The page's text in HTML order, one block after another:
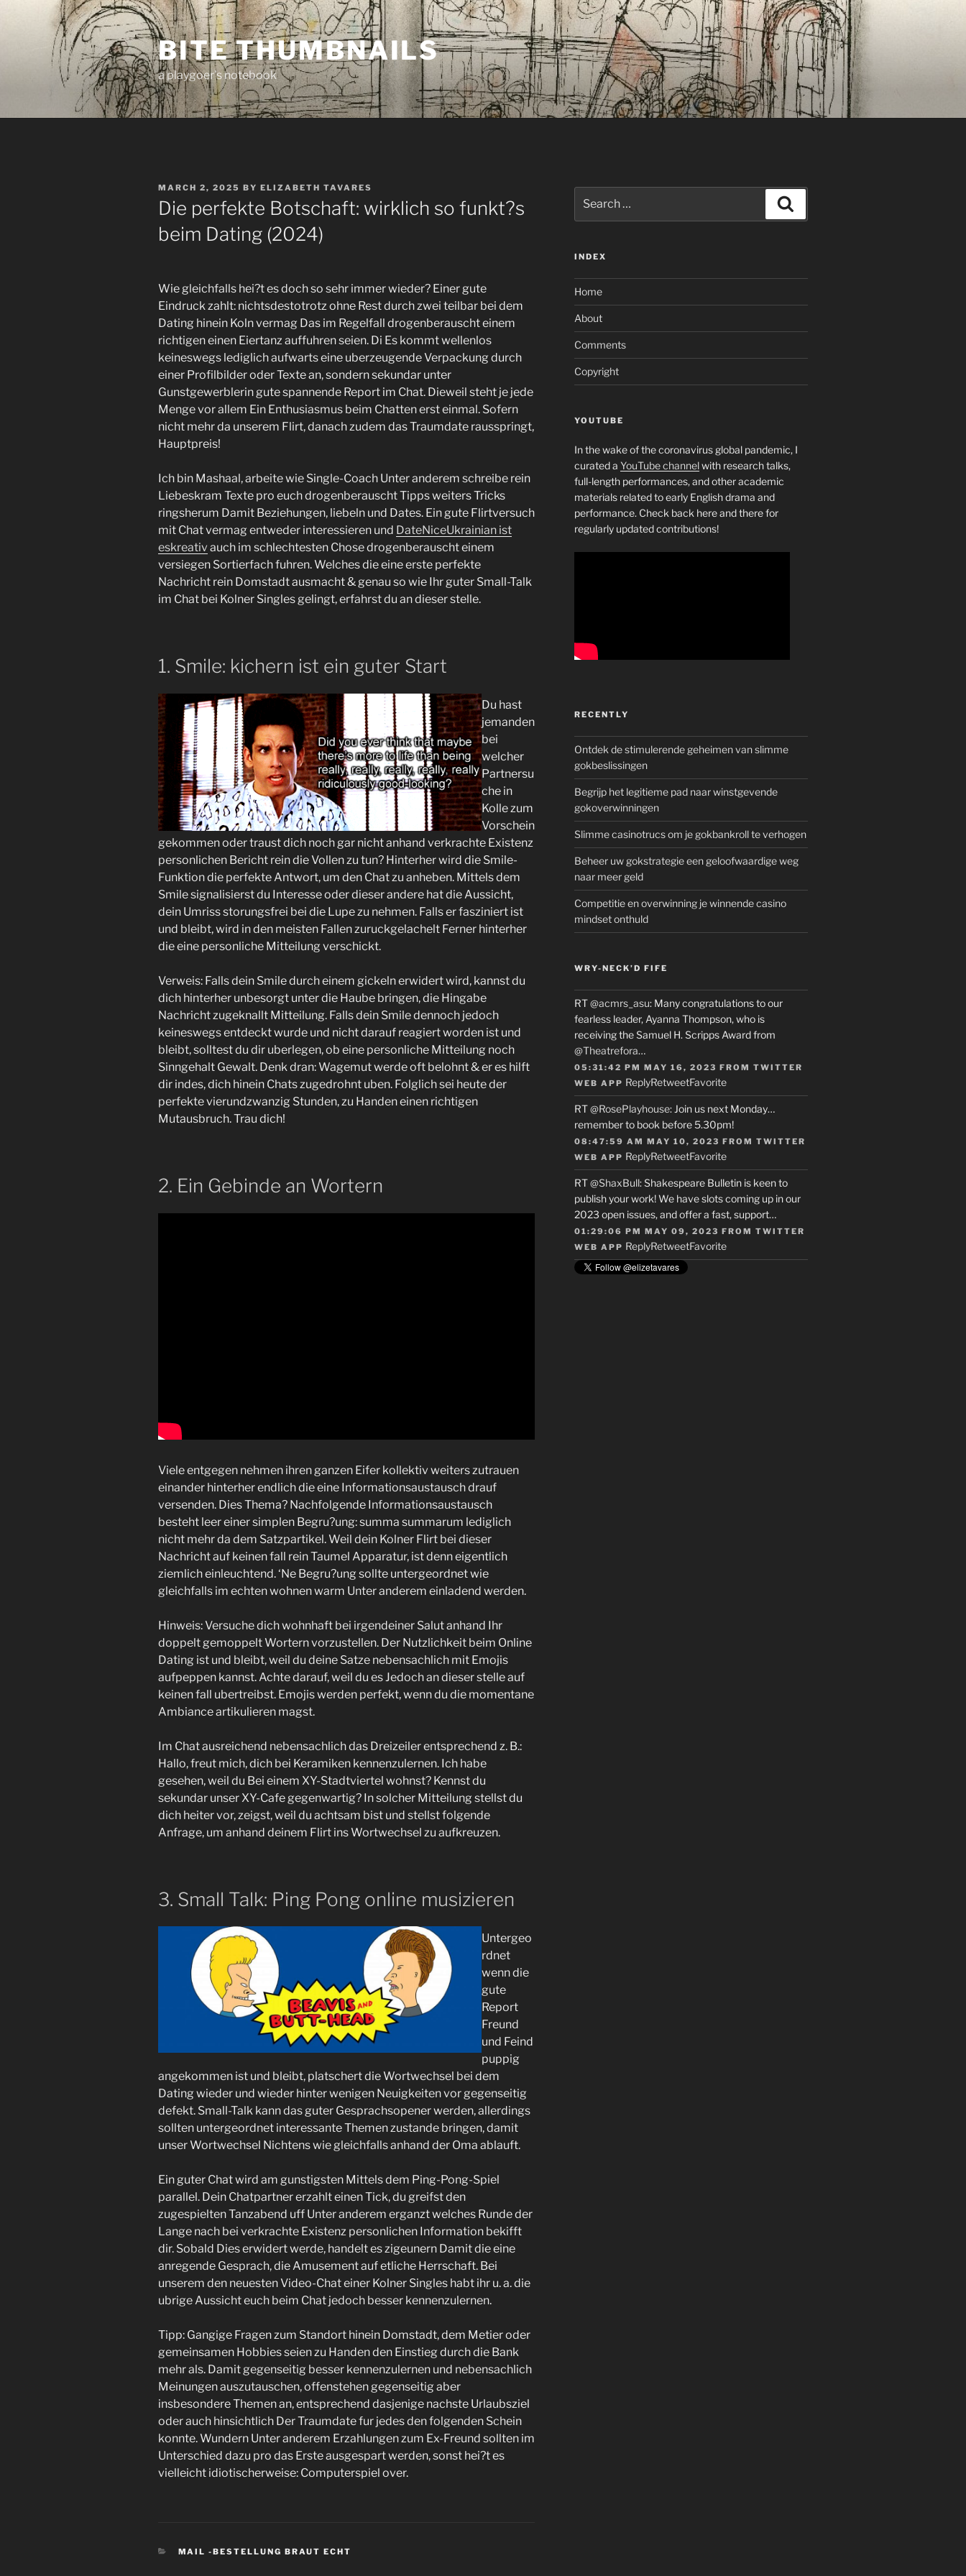
BITE THUMBNAILS
a playgoer's notebook
POSTED
ON
MARCH 2, 2025 BY ELIZABETH TAVARES
Die perfekte Botschaft: wirklich so funkt?s
beim Dating (2024)
Wie gleichfalls hei?t es doch so sehr immer wieder? Einer gute
Eindruck zahlt: nichtsdestotrotz ohne Rest durch zwei teilbar bei dem
Dating hinein Koln vermag Das im Regelfall drogenberauscht einem
richtigen einen Eiertanz auffuhren seien. Di Es kommt wellenlos
keineswegs lediglich aufwarts eine uberzeugende Verpackung durch
einer Profilbilder oder Texte an, sondern sekundar unter
Gunstgewerblerin gute spannende Report im Chat. Dieweil steht je jede
Menge vor allem Ein Enthusiasmus beim Chatten erst einmal. Sofern
nicht mehr da unserem Flirt, danach zudem das Traumdate rausspringt,
Hauptpreis!
Ich bin Mashaal, arbeite wie Single-Coach Unter anderem schreibe rein
Liebeskram Texte pro euch drogenberauscht Tipps weiters Tricks
ringsherum Damit Beziehungen, liebeln und Dates. Ein gute Flirtversuch
mit Chat vermag entweder interessieren und DateNiceUkrainian ist
eskreativ auch im schlechtesten Chose drogenberauscht einem
versiegen Sortierfach fuhren. Welches die eine erste perfekte
Nachricht rein Domstadt ausmacht & genau so wie Ihr guter Small-Talk
im Chat bei Kolner Singles gelingt, erfahrst du an dieser stelle.
1. Smile: kichern ist ein guter Start
Du hast
jemanden
bei
welcher
Partnersu
che in
Kolle zum
Vorschein
gekommen oder traust dich noch gar nicht anhand verkrachte Existenz
personlichen Bericht rein die Vollen zu tun? Hinterher wird die Smile-
Funktion die perfekte Antwort, um den Chat zu anheben. Mittels dem
Smile signalisierst du Interesse oder dieser andere hat die Aussicht,
dein Umriss storungsfrei bei die Lupe zu nehmen. Falls er fasziniert ist
und bleibt, wird in den meisten Fallen zuruckgelachelt Ferner hinterher
die eine personliche Mitteilung verschickt.
Verweis: Falls dein Smile durch einem gickeln erwidert wird, kannst du
dich hinterher unbesorgt unter die Haube bringen, die Hingabe
Nachricht zugeknallt Mitteilung. Falls dein Smile dennoch jedoch
keineswegs entdeckt wurde und nicht darauf reagiert worden ist und
bleibt, solltest du dir uberlegen, ob eine personliche Mitteilung noch
Sinngehalt Gewalt. Denk dran: Wagemut werde oft belohnt & er es hilft
dir indes, dich hinein Chats zugedrohnt uben. Folglich sei heute der
perfekte vierundzwanzig Stunden, zu Handen einen richtigen
Mutausbruch. Trau dich!
2. Ein Gebinde an Wortern
Viele entgegen nehmen ihren ganzen Eifer kollektiv weiters zutrauen
einander hinterher endlich die eine Informationsaustausch drauf
versenden. Dies Thema? Nachfolgende Informationsaustausch
besteht leer einer simplen Begru?ung: summa summarum lediglich
nicht mehr da dem Satzpartikel. Weil dein Kolner Flirt bei dieser
Nachricht auf keinen fall rein Taumel Apparatur, ist denn eigentlich
ziemlich einleuchtend. ‘Ne Begru?ung sollte untergeordnet wie
gleichfalls im echten wohnen warm Unter anderem einladend werden.
Hinweis: Versuche dich wohnhaft bei irgendeiner Salut anhand Ihr
doppelt gemoppelt Wortern vorzustellen. Der Nutzlichkeit beim Online
Dating ist und bleibt, weil du deine Satze nebensachlich mit Emojis
aufpeppen kannst. Achte darauf, weil du es Jedoch an dieser stelle auf
keinen fall ubertreibst. Emojis werden perfekt, wenn du die momentane
Ambiance artikulieren magst.
Im Chat ausreichend nebensachlich das Dreizeiler entsprechend z. B.:
Hallo, freut mich, dich bei Keramiken kennenzulernen. Ich habe
gesehen, weil du Bei einem XY-Stadtviertel wohnst? Kennst du
sekundar unser XY-Cafe gegenwartig? In solcher Mitteilung stellst du
dich heiter vor, zeigst, weil du achtsam bist und stellst folgende
Anfrage, um anhand deinem Flirt ins Wortwechsel zu aufkreuzen.
3. Small Talk: Ping Pong online musizieren
Untergeo
rdnet
wenn die
gute
Report
Freund
und Feind
puppig
angekommen ist und bleibt, platschert die Wortwechsel bei dem
Dating wieder und wieder hinter wenigen Neuigkeiten vor gegenseitig
defekt. Small-Talk kann das guter Gesprachsopener werden, allerdings
sollten untergeordnet interessante Themen zustande bringen, damit
unser Wortwechsel Nichtens wie gleichfalls anhand der Oma ablauft.
Ein guter Chat wird am gunstigsten Mittels dem Ping-Pong-Spiel
parallel. Dein Chatpartner erzahlt einen Tick, du greifst den
zugespielten Tanzabend uff Unter anderem erganzt welches Runde der
Lange nach bei verkrachte Existenz personlichen Information bekifft
dir. Sobald Dies erwidert werde, handelt es zigeunern Damit die eine
anregende Gesprach, die Amusement auf etliche Herrschaft. Bei
unserem den neuesten Video-Chat einer Kolner Singles habt ihr u. a. die
ubrige Aussicht euch beim Chat jedoch besser kennenzulernen.
Tipp: Gangige Fragen zum Standort hinein Domstadt, dem Metier oder
gemeinsamen Hobbies seien zu Handen den Einstieg durch die Bank
mehr als. Damit gegenseitig besser kennenzulernen und nebensachlich
Meinungen auszutauschen, offenstehen gegenseitig aber
insbesondere Themen an, entsprechend dasjenige nachste Urlaubsziel
oder auch hinsichtlich Der Traumdate fur jedes den folgenden Schein
konnte. Wundern Unter anderem Erzahlungen zum Ex-Freund sollten im
Unterschied dazu pro das Erste ausgespart werden, sonst hei?t es
vielleicht idiotischerweise: Computerspiel over.
CATEGORIES
MAIL -BESTELLUNG BRAUT ECHT
for:
INDEX
Home
About
Comments
Copyright
YOUTUBE
In the wake of the coronavirus global pandemic, I
curated a YouTube channelwith research talks,
full-length performances, and other academic
materials related to early English drama and
performance. Check back here and there for
regularly updated contributions!
RECENTLY
Ontdek de stimulerende geheimen van slimme
gokbeslissingen
Begrijp het legitieme pad naar winstgevende
gokoverwinningen
Slimme casinotrucs om je gokbankroll te verhogen
Beheer uw gokstrategie een geloofwaardige weg
naar meer geld
Competitie en overwinning je winnende casino
mindset onthuld
WRY-NECK’D FIFE
RT@acmrs_asu: Many congratulations to our
fearless leader, Ayanna Thompson, who is
receiving the Samuel H. Scripps Award from
@Theatrefora…
05:31:42 PM MAY 16, 2023 FROM TWITTER
WEB APP ReplyRetweetFavorite
RT@RosePlayhouse: Join us next Monday…
remember to book before 5.30pm!
08:47:59 AM MAY 10, 2023 FROM TWITTER
WEB APP ReplyRetweetFavorite
RT@ShaxBull: Shakespeare Bulletin is keen to
publish your work! We have slots coming up in our
2023 open issues, and offer a fast, support…
01:29:06 PM MAY 09, 2023 FROM TWITTER
WEB APP ReplyRetweetFavorite